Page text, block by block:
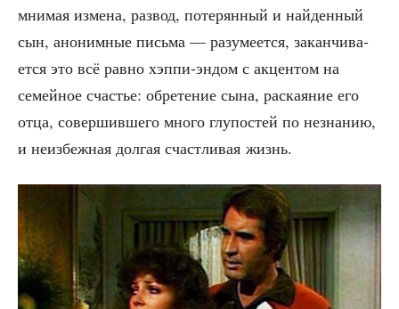
мни­мая изме­на, раз­вод, поте­рян­ный и най­ден­ный
сын, ано­ним­ные пись­ма — разу­ме­ет­ся, закан­чи­ва­
ет­ся это всё рав­но хэп­пи-эндом с акцен­том на
семей­ное сча­стье: обре­те­ние сына, рас­ка­я­ние его
отца, совер­шив­ше­го мно­го глу­по­стей по незна­нию,
и неиз­беж­ная дол­гая счаст­ли­вая жизнь.